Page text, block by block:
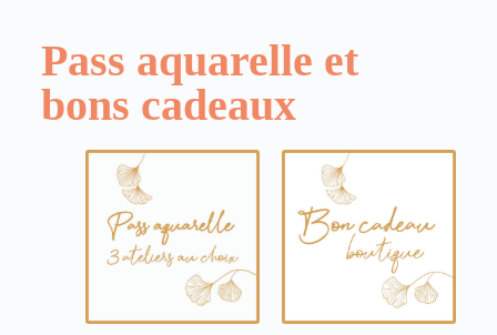
Pass aquarelle et
bons cadeaux